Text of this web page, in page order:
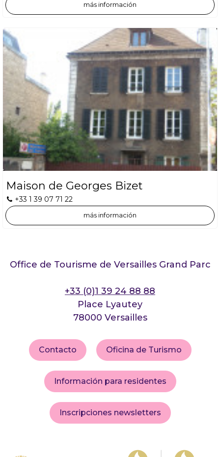
más información
Maison de Georges Bizet
+33 1 39 07 71 22
más información
Office de Tourisme de Versailles Grand Parc
+33 (0)1 39 24 88 88
Place Lyautey
78000 Versailles
Contacto Oficina de Turismo
Información para residentes
Inscripciones newsletters